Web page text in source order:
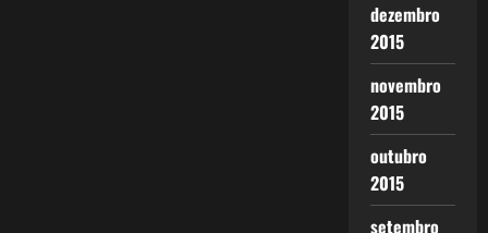
dezembro
2015
novembro
2015
outubro
2015
setembro